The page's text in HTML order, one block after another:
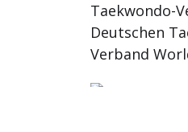
Taekwondo-
Deutschen
Verband